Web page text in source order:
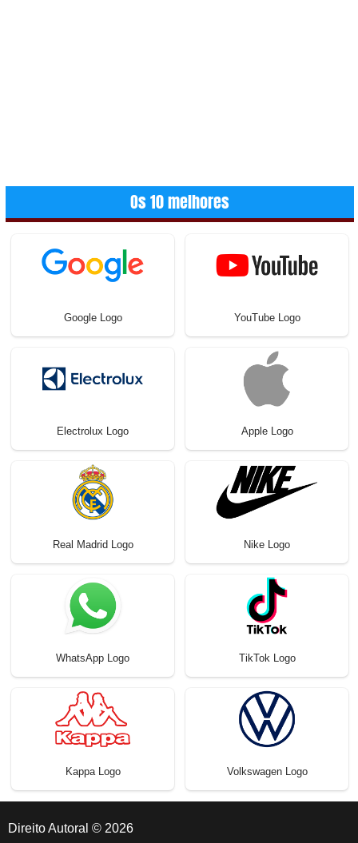
Os 10 melhores
Google Logo YouTube Logo
Electrolux Logo Apple Logo
Real Madrid Logo Nike Logo
WhatsApp Logo TikTok Logo
Kappa Logo Volkswagen Logo
Direito Autoral © 2026